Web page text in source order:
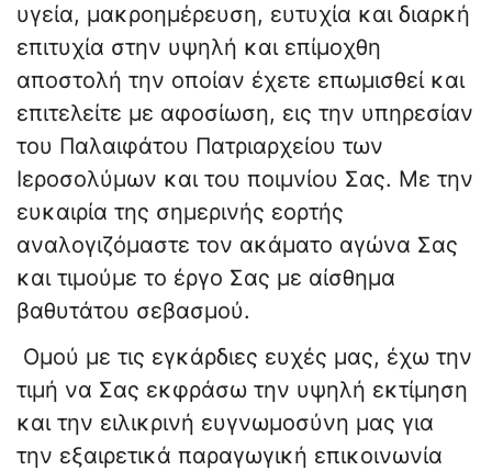
υγεία, μακροημέρευση, ευτυχία και διαρκή
επιτυχία στην υψηλή και επίμοχθη
αποστολή την οποίαν έχετε επωμισθεί και
επιτελείτε με αφοσίωση, εις την υπηρεσίαν
του Παλαιφάτου Πατριαρχείου των
Ιεροσολύμων και του ποιμνίου Σας. Με την
ευκαιρία της σημερινής εορτής
αναλογιζόμαστε τον ακάματο αγώνα Σας
και τιμούμε το έργο Σας με αίσθημα
βαθυτάτου σεβασμού.
Ομού με τις εγκάρδιες ευχές μας, έχω την
τιμή να Σας εκφράσω την υψηλή εκτίμηση
και την ειλικρινή ευγνωμοσύνη μας για
την εξαιρετικά παραγωγική επικοινωνία